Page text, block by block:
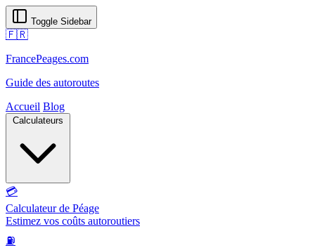
Toggle Sidebar
🇫🇷
FrancePeages.com
Guide des autoroutes
Accueil Blog
Calculateurs
💳
Calculateur de Péage
Estimez vos coûts autoroutiers
⛽